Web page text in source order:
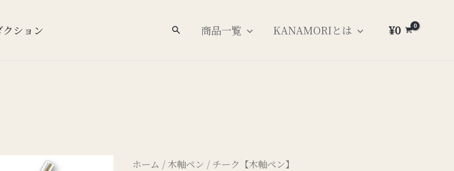
ション
検
商品一覧 KANAMORIとは ¥0
ホーム /木軸ペン / チーク【木軸ペン】